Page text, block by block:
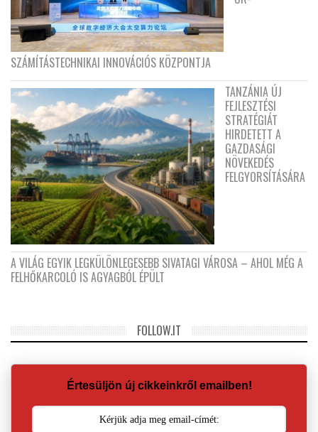
SZÁMÍTÁSTECHNIKAI INNOVÁCIÓS KÖZPONTJA
TANZÁNIA ÚJ
FEJLESZTÉSI
STRATÉGIÁT
HIRDETETT A
GAZDASÁGI
NÖVEKEDÉS
FELGYORSÍTÁSÁRA
A VILÁG EGYIK LEGKÜLÖNLEGESEBB SIVATAGI VÁROSA – AHOL MÉG A
FELHŐKARCOLÓ IS AGYAGBÓL ÉPÜLT
FOLLOW.IT
Értesüljön új cikkeinkről emailben!